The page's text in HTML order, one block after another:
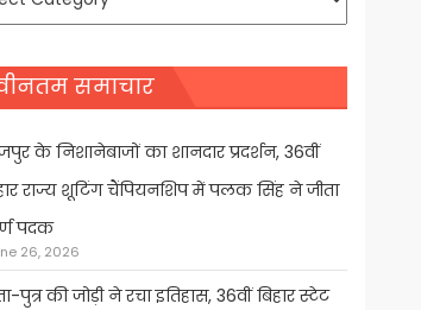
समाचार
के निशानेबाजों का शानदार प्रदर्शन, 36वीं
राज्य शूटिंग चैंपियनशिप में पलक सिंह ने जीता
पदक
26, 2026
पुत्र की जोड़ी ने रचा इतिहास, 36वीं बिहार स्टेट